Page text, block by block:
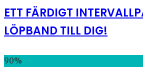
ETT FÄRDIGT
LÖPBAND TILL DIG!
90%